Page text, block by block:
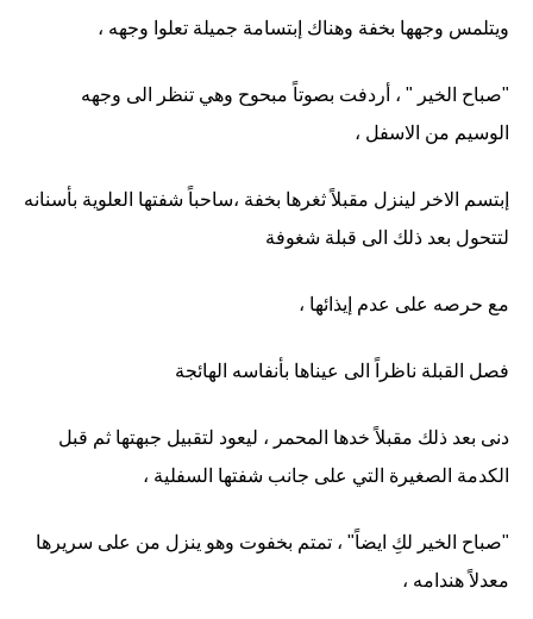
ويتلمس وجهها بخفة وهناك إبتسامة جميلة تعلوا وجهه ،
"صباح الخير " ، أردفت بصوتاً مبحوح وهي تنظر الى وجهه
الوسيم من الاسفل ،
إبتسم الاخر لينزل مقبلاً ثغرها بخفة ،ساحباً شفتها العلوية بأسنانه
لتتحول بعد ذلك الى قبلة شغوفة
مع حرصه على عدم إيذائها ،
فصل القبلة ناظراً الى عيناها بأنفاسه الهائجة
دنى بعد ذلك مقبلاً خدها المحمر ، ليعود لتقبيل جبهتها ثم قبل
الكدمة الصغيرة التي على جانب شفتها السفلية ،
"صباح الخير لكِ ايضاً" ، تمتم بخفوت وهو ينزل من على سريرها
معدلاً هندامه ،